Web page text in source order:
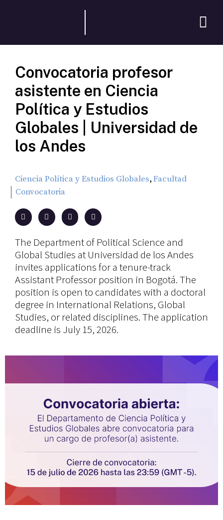
Convocatoria profesor
asistente en Ciencia
Política y Estudios
Globales | Universidad de
los Andes
Ciencia Política y Estudios Globales,Facultad
Convocatoria
The Department of Political Science and
Global Studies at Universidad de los Andes
invites applications for a tenure-track
Assistant Professor position in Bogotá. The
position is open to candidates with a doctoral
degree in International Relations, Global
Studies, or related disciplines. The application
deadline is July 15, 2026.